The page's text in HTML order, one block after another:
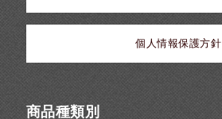
個人情報保護方針
商品種類別